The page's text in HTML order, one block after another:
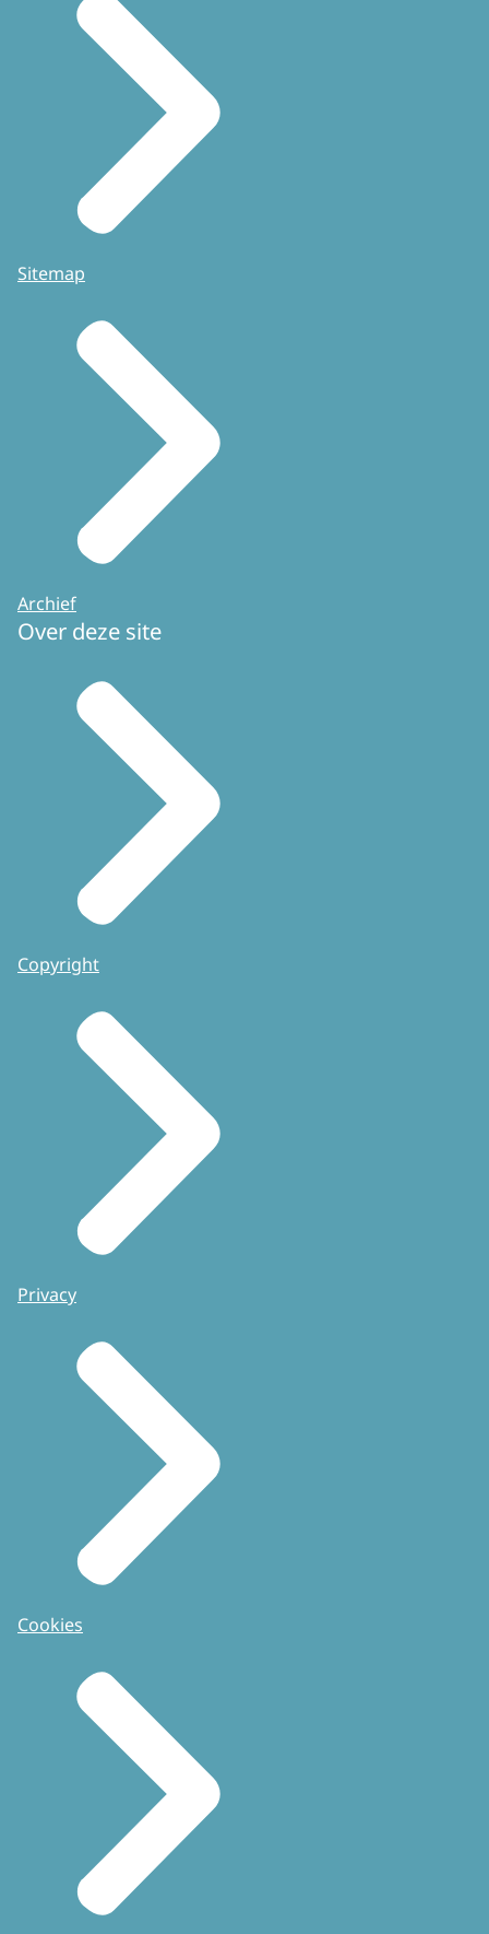
Sitemap
Archief
Over deze site
Copyright
Privacy
Cookies